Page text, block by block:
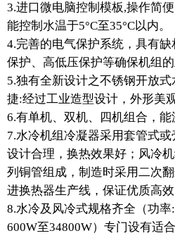
3.进口微电脑控制模板,操作简
能控制水温于5°C至35°C以内。
4.完善的电气保护系统，具有
保护、高低压保护等确保机组的
5.独有全新设计之不锈钢开放
捷:经过工业造型设计，外形美
6.有单机、双机、四机组合，能
7.水冷机组冷凝器采用套管式或
设计合理，换热效果好；风冷
列铜管组成，制造时采用二次
进换热器生产线，保证优质高效
8.水冷及风冷式规格齐全（功率
600W至34800W）专门设有适